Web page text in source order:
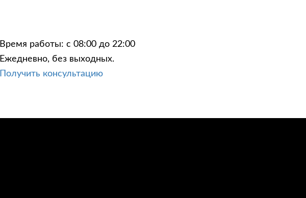
Время работы: с 08:00 до 22:00
Ежедневно, без выходных.
Получить консультацию
АКЦИИ